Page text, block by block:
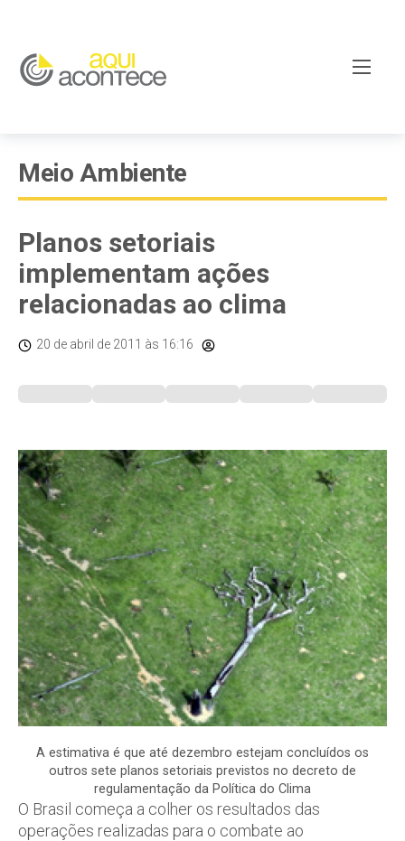
Meio Ambiente
Planos setoriais
implementam ações
relacionadas ao clima
20 de abril de 2011 às 16:16
A estimativa é que até dezembro estejam concluídos os
outros sete planos setoriais previstos no decreto de
regulamentação da Política do Clima
O Brasil começa a colher os resultados das
operações realizadas para o combate ao